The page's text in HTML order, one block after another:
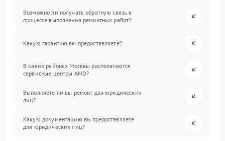
Возможно ли получать обратную связь в
процессе выполнения ремонтных работ?
Какую гарантию вы предоставляете?
В каких районах Москвы располагаются
сервисные центры AMD?
Выполняете ли вы ремонт для юридических
лиц?
Какую документацию вы предоставляете
для юридических лиц?